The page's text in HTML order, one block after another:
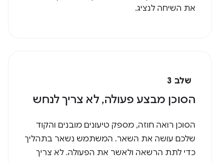
שלב 3
הסוכן מבצע פעולה, לא צריך לנחש
הסוכן רואה חוזה, מספק טיעונים מובנים והקוד
שלכם עושה את השאר. המשתמש נשאר בתהליך
כדי לתת הרשאה ולאשר את הפעולה. לא צריך